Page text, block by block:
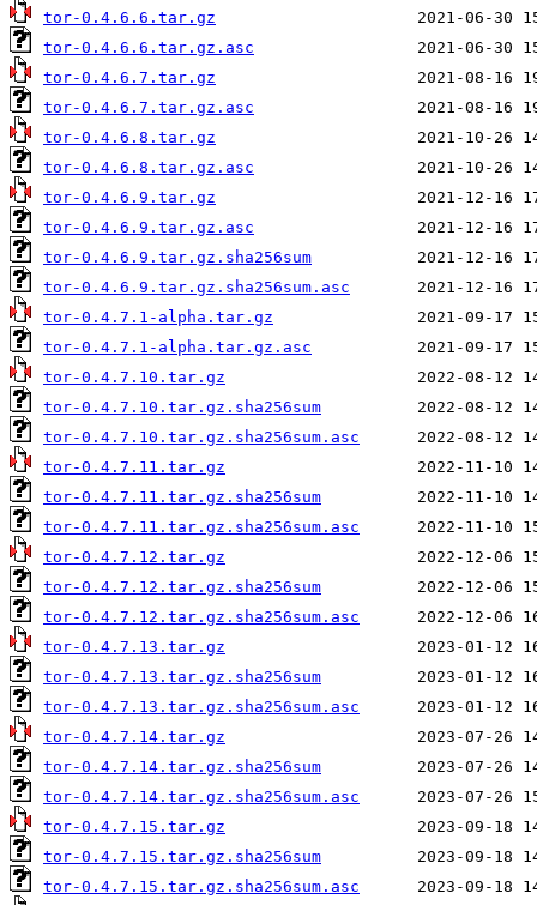
tor-0.4.6.6.tar.gz
tor-0.4.6.6.tar.gz.asc
tor-0.4.6.7.tar.gz
tor-0.4.6.7.tar.gz.asc
tor-0.4.6.8.tar.gz
tor-0.4.6.8.tar.gz.asc
tor-0.4.6.9.tar.gz
tor-0.4.6.9.tar.gz.asc
tor-0.4.6.9.tar.gz.sha256sum
tor-0.4.6.9.tar.gz.sha256sum.asc
tor-0.4.7.1-alpha.tar.gz
tor-0.4.7.1-alpha.tar.gz.asc
tor-0.4.7.10.tar.gz
tor-0.4.7.10.tar.gz.sha256sum
tor-0.4.7.10.tar.gz.sha256sum.asc
tor-0.4.7.11.tar.gz
tor-0.4.7.11.tar.gz.sha256sum
tor-0.4.7.11.tar.gz.sha256sum.asc
tor-0.4.7.12.tar.gz
tor-0.4.7.12.tar.gz.sha256sum
tor-0.4.7.12.tar.gz.sha256sum.asc
tor-0.4.7.13.tar.gz
tor-0.4.7.13.tar.gz.sha256sum
tor-0.4.7.13.tar.gz.sha256sum.asc
tor-0.4.7.14.tar.gz
tor-0.4.7.14.tar.gz.sha256sum
tor-0.4.7.14.tar.gz.sha256sum.asc
tor-0.4.7.15.tar.gz
tor-0.4.7.15.tar.gz.sha256sum
tor-0.4.7.15.tar.gz.sha256sum.asc